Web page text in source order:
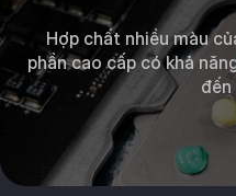
Hợp chất nhiều màu
phần cao cấp có khả